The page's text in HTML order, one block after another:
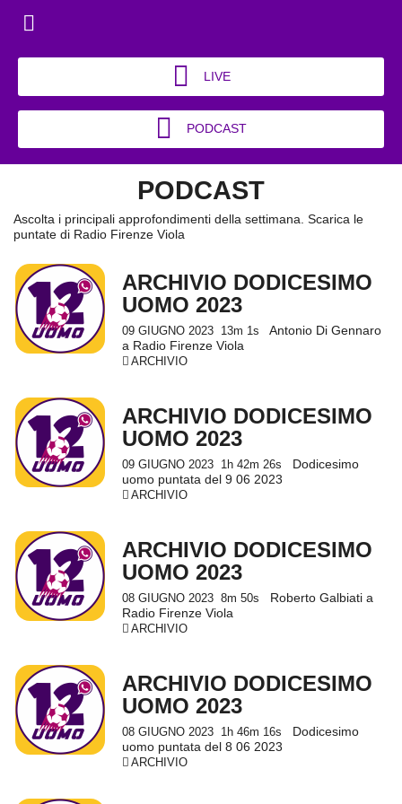
LIVE
PODCAST
PODCAST
Ascolta i principali approfondimenti della settimana. Scarica le
puntate di Radio Firenze Viola
ARCHIVIO DODICESIMO
UOMO 2023
09 GIUGNO 2023 13m 1s
Antonio Di Gennaro
a Radio Firenze Viola
ARCHIVIO
ARCHIVIO DODICESIMO
UOMO 2023
09 GIUGNO 2023 1h 42m 26s
Dodicesimo
uomo puntata del 9 06 2023
ARCHIVIO
ARCHIVIO DODICESIMO
UOMO 2023
08 GIUGNO 2023 8m 50s
Roberto Galbiati a
Radio Firenze Viola
ARCHIVIO
ARCHIVIO DODICESIMO
UOMO 2023
08 GIUGNO 2023 1h 46m 16s
Dodicesimo
uomo puntata del 8 06 2023
ARCHIVIO